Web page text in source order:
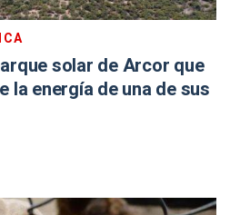
solar de Arcor que
la energía de una de sus